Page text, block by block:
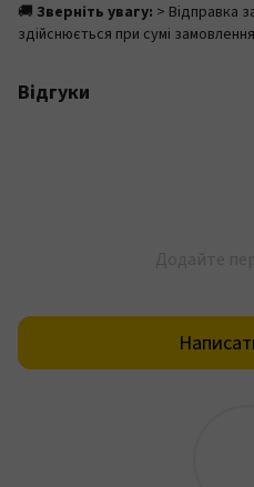
🚚 Зверніть увагу: > Відправка
здійснюється при сумі
Відгуки